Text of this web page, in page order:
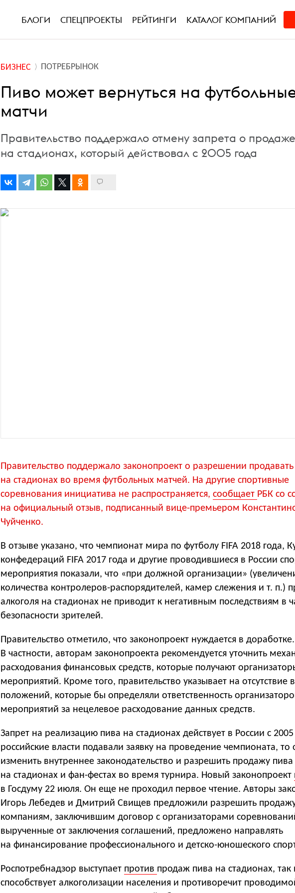
БЛОГИ СПЕЦПРОЕКТЫ РЕЙТИНГИ КАТАЛОГ КОМПАНИЙ
БИЗНЕС ПОТРЕБРЫНОК
Пиво может вернуться на
матчи
Правительство поддержало отмену запрета о
на стадионах, который действовал с 2005 года
Правительство поддержало законопроект о разрешении
на стадионах во время футбольных матчей. На другие спортивные
соревнования инициатива не распространяется, сообщает РБК со
на официальный отзыв, подписанный вице-премьером
Чуйченко.
В отзыве указано, что чемпионат мира по футболу FIFA 2018 года,
конфедераций FIFA 2017 года и другие проводившиеся в России
мероприятия показали, что «при должной организации»
количества контролеров-распорядителей, камер слежения и т. п.)
алкоголя на стадионах не приводит к негативным последствиям в
безопасности зрителей.
Правительство отметило, что законопроект нуждается в доработке.
В частности, авторам законопроекта рекомендуется уточнить
расходования финансовых средств, которые получают
мероприятий. Кроме того, правительство указывает на отсутствие
положений, которые бы определяли ответственность
мероприятий за нецелевое расходование данных средств.
Запрет на реализацию пива на стадионах действует в России с 2005
российские власти подавали заявку на проведение чемпионата,
изменить внутреннее законодательство и разрешить продажу пива
на стадионах и фан-фестах во время турнира. Новый законопроект
в Госдуму 22 июля. Он еще не проходил первое чтение. Авторы
Игорь Лебедев и Дмитрий Свищев предложили разрешить
компаниям, заключившим договор с организаторами
вырученные от заключения соглашений, предложено направлять
на финансирование профессионального и детско-юношеского
Роспотребнадзор выступает против продаж пива на стадионах, так
способствует алкоголизации населения и противоречит